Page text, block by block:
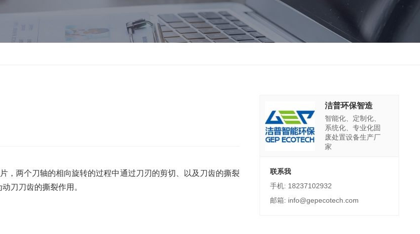
冲击式破碎机
生物质颗粒机
液压打包机
废轮胎热解系统
橡胶破胶机组
滚筒筛
磁选机
涡电流分选机
北京某再生资源分拣中心项目
江西大件垃圾资源化处置项目
浙江工业固废RDF燃料生产线
垃圾衍生燃料RDF/SRF生产线系统
再生资源绿色分拣中心的建设规划和设备选择
水泥窑协同处置固废预处理系统
郑州市中原区生活垃圾分拣中心项目
建筑,装修,大件垃圾三位一体联合处置
，两个刀轴的相向旋转的过程中通过刀刃的剪切、以及刀齿的撕裂
刀刀齿的撕裂作用。
洁普环保智造
智能化、定制化、
系统化、专业化固
废处置设备生产厂
家
联系我
手机: 18237102932
邮箱: info@gepecotech.com